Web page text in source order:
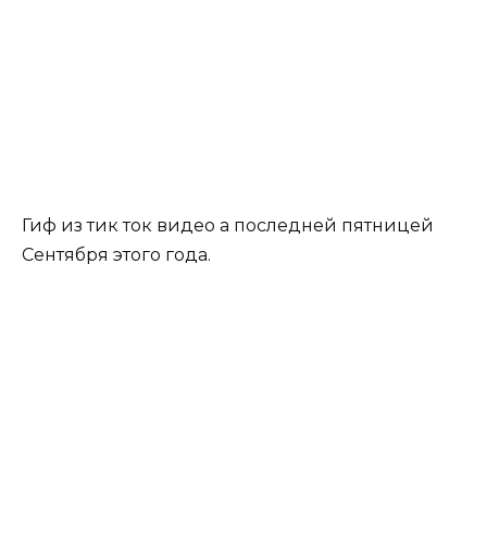
Гиф из тик ток видео а последней пятницей
Сентября этого года.